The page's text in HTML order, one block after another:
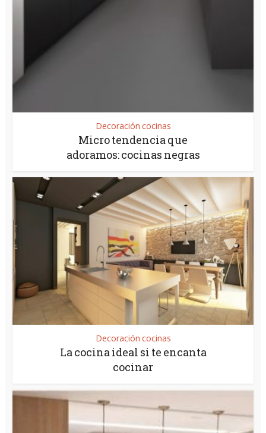
Decoración cocinas
Micro tendencia que
adoramos: cocinas negras
Decoración cocinas
La cocina ideal si te encanta
cocinar